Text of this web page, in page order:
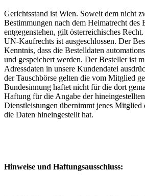
Gerichtsstand ist Wien. Soweit dem nicht
Bestimmungen nach dem Heimatrecht des
entgegenstehen, gilt österreichisches
UN-Kaufrechts ist ausgeschlossen. Der
Kenntnis, dass die Bestelldaten
und gespeichert werden. Der Besteller ist
Adressdaten in unsere Kundendatei
der Tauschbörse gelten die vom Mitglied
Bundesinnung haftet nicht für die dort
Haftung für die Angabe der
Dienstleistungen übernimmt jenes Mitglied
die Daten hineingestellt hat.
Hinweise und Haftungsausschluss: